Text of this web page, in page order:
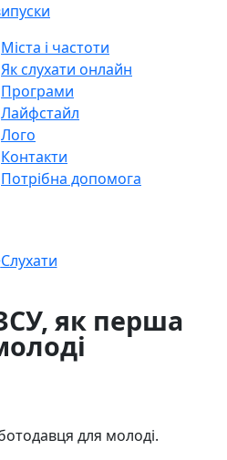
Міста і частоти
Як слухати онлайн
Програми
Лайфстайл
Лого
Контакти
Потрібна допомога
Слухати
як перша
для молоді.